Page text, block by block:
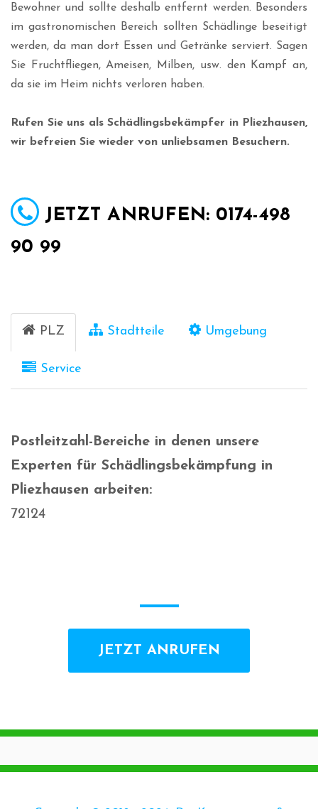
Bewohner und sollte deshalb entfernt werden. Besonders
im gastronomischen Bereich sollten Schädlinge beseitigt
werden, da man dort Essen und Getränke serviert. Sagen
Sie Fruchtfliegen, Ameisen, Milben, usw. den Kampf an,
da sie im Heim nichts verloren haben.
Rufen Sie uns als Schädlingsbekämpfer in Pliezhausen,
wir befreien Sie wieder von unliebsamen Besuchern.
JETZT ANRUFEN: 0174-498
90 99
PLZ Stadtteile Umgebung
Service
Postleitzahl-Bereiche in denen unsere
Experten für Schädlingsbekämpfung in
Pliezhausen arbeiten:
72124
JETZT ANRUFEN